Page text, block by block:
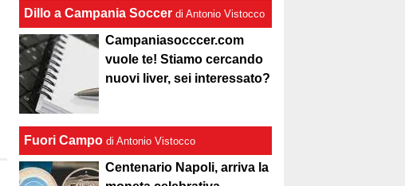
Dillo a Campania Soccer di Antonio Vistocco
Campaniasocccer.com
vuole te! Stiamo cercando
nuovi liver, sei interessato?
Fuori Campo di Antonio Vistocco
Centenario Napoli, arriva la